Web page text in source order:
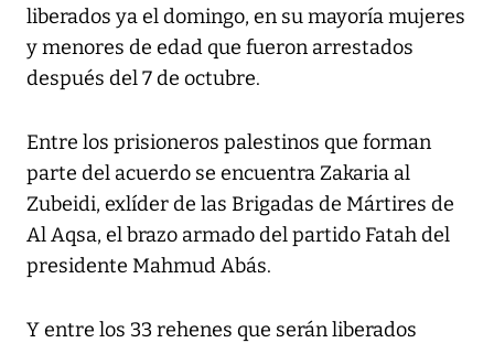
liberados ya el domingo, en su mayoría mujeres
y menores de edad que fueron arrestados
después del 7 de octubre.
Entre los prisioneros palestinos que forman
parte del acuerdo se encuentra Zakaria al
Zubeidi, exlíder de las Brigadas de Mártires de
Al Aqsa, el brazo armado del partido Fatah del
presidente Mahmud Abás.
Y entre los 33 rehenes que serán liberados